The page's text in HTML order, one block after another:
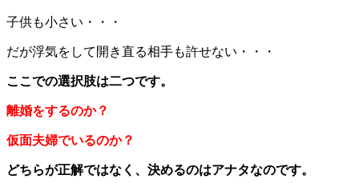
子供も小さい・・・
だが浮気をして開き直る相手も許せない・・・
ここでの選択肢は二つです。
離婚をするのか？
仮面夫婦でいるのか？
どちらが正解ではなく、決めるのはアナタなのです。